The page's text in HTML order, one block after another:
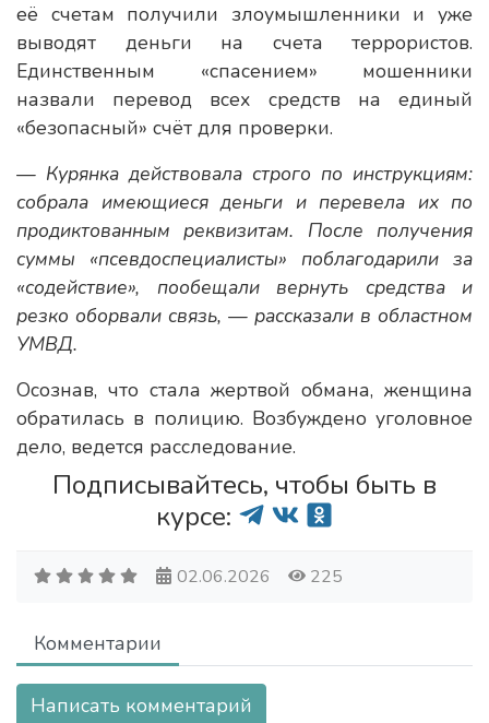
её счетам получили злоумышленники и уже
выводят деньги на счета террористов.
Единственным «спасением» мошенники
назвали перевод всех средств на единый
«безопасный» счёт для проверки.
— Курянка действовала строго по инструкциям:
собрала имеющиеся деньги и перевела их по
продиктованным реквизитам. После получения
суммы «псевдоспециалисты» поблагодарили за
«содействие», пообещали вернуть средства и
резко оборвали связь, — рассказали в областном
УМВД.
Осознав, что стала жертвой обмана, женщина
обратилась в полицию. Возбуждено уголовное
дело, ведется расследование.
Подписывайтесь, чтобы быть в
курсе:
02.06.2026 225
Комментарии
Написать комментарий